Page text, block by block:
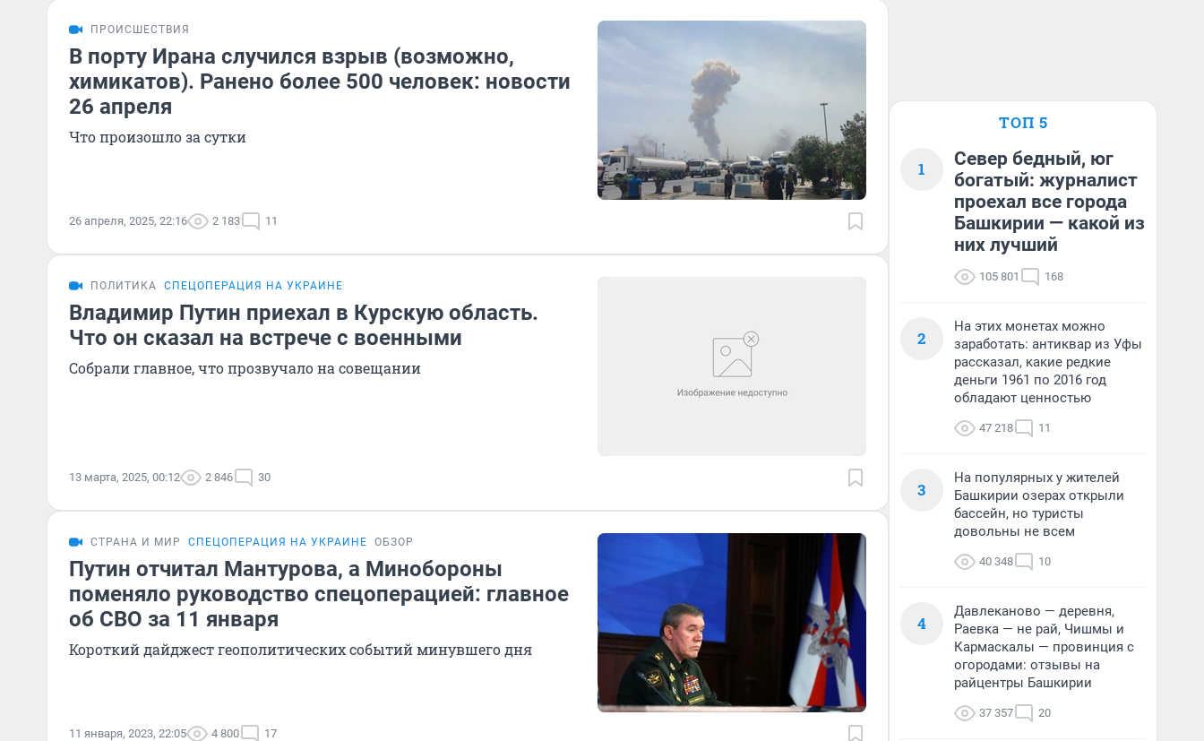
ПРОИСШЕСТВИЯ
В порту Ирана случился взрыв (возможно,
химикатов). Ранено более 500 человек: новости
26 апреля
Что произошло за сутки
26 апреля, 2025, 22:16 2 183 11
ПОЛИТИКА СПЕЦОПЕРАЦИЯ НА УКРАИНЕ
Владимир Путин приехал в Курскую область.
Что он сказал на встрече с военными
Собрали главное, что прозвучало на совещании
13 марта, 2025, 00:12 2 846 30
СТРАНА И МИР СПЕЦОПЕРАЦИЯ НА УКРАИНЕ ОБЗОР
Путин отчитал Мантурова, а Минобороны
поменяло руководство спецоперацией: главное
об СВО за 11 января
Короткий дайджест геополитических событий минувшего дня
11 января, 2023, 22:05 4 800 17
ТОП 5
1
Север бедный, юг
богатый: журналист
проехал все города
Башкирии — какой из
них лучший
105 801 168
2
На этих монетах можно
заработать: антиквар из Уфы
рассказал, какие редкие
деньги 1961 по 2016 год
обладают ценностью
47 218 11
3
На популярных у жителей
Башкирии озерах открыли
бассейн, но туристы
довольны не всем
40 348 10
4
Давлеканово — деревня,
Раевка — не рай, Чишмы и
Кармаскалы — провинция с
огородами: отзывы на
райцентры Башкирии
37 357 20